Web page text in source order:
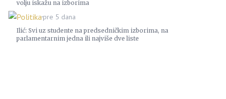
volju iskažu na izborima
Politikapre 5 dana
Ilić: Svi uz studente na predsedničkim izborima, na
parlamentarnim jedna ili najviše dve liste